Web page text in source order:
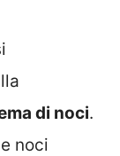
di noci.
noci